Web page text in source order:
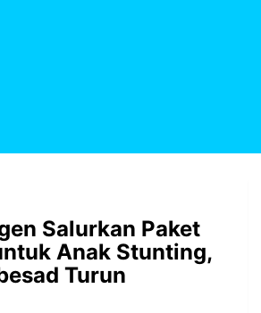
Salurkan Paket
Anak Stunting,
Turun